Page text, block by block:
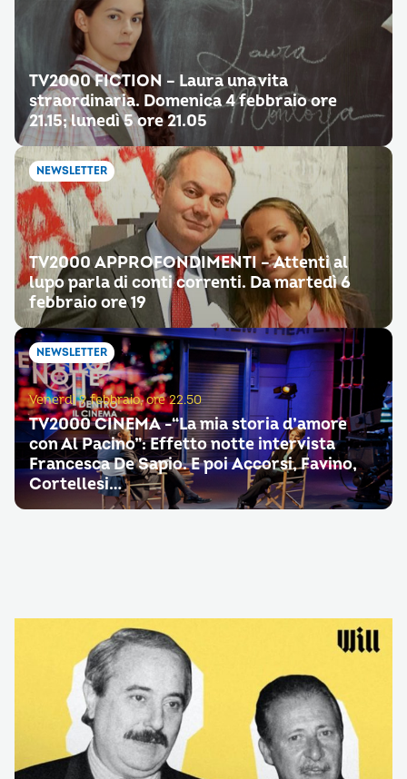
TV2000 FICTION – Laura una vita
straordinaria. Domenica 4 febbraio ore
21.15; lunedì 5 ore 21.05
NEWSLETTER
TV2000 APPROFONDIMENTI – Attenti al
lupo parla di conti correnti. Da martedì 6
febbraio ore 19
NEWSLETTER
Venerdì 9 febbraio, ore 22.50
TV2000 CINEMA -“La mia storia d’amore
con Al Pacino”: Effetto notte intervista
Francesca De Sapio. E poi Accorsi, Favino,
Cortellesi…